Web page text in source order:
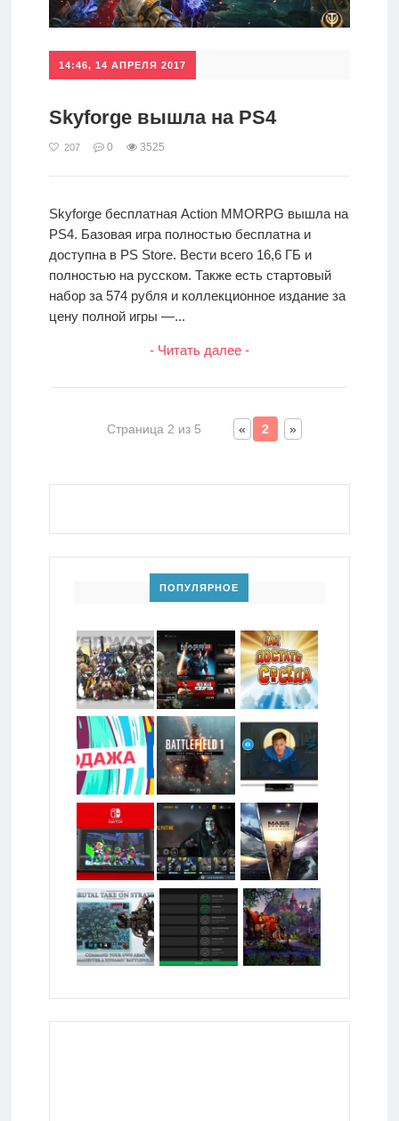
14:46, 14 АПРЕЛЯ 2017
Skyforge вышла на PS4
207 0 3525
Skyforge бесплатная Action MMORPG вышла на
PS4. Базовая игра полностью бесплатна и
доступна в PS Store. Вести всего 16,6 ГБ и
полностью на русском. Также есть стартовый
набор за 574 рубля и коллекционное издание за
цену полной игры —...
- Читать далее -
Страница 2 из 5 « 2 »
ПОПУЛЯРНОЕ